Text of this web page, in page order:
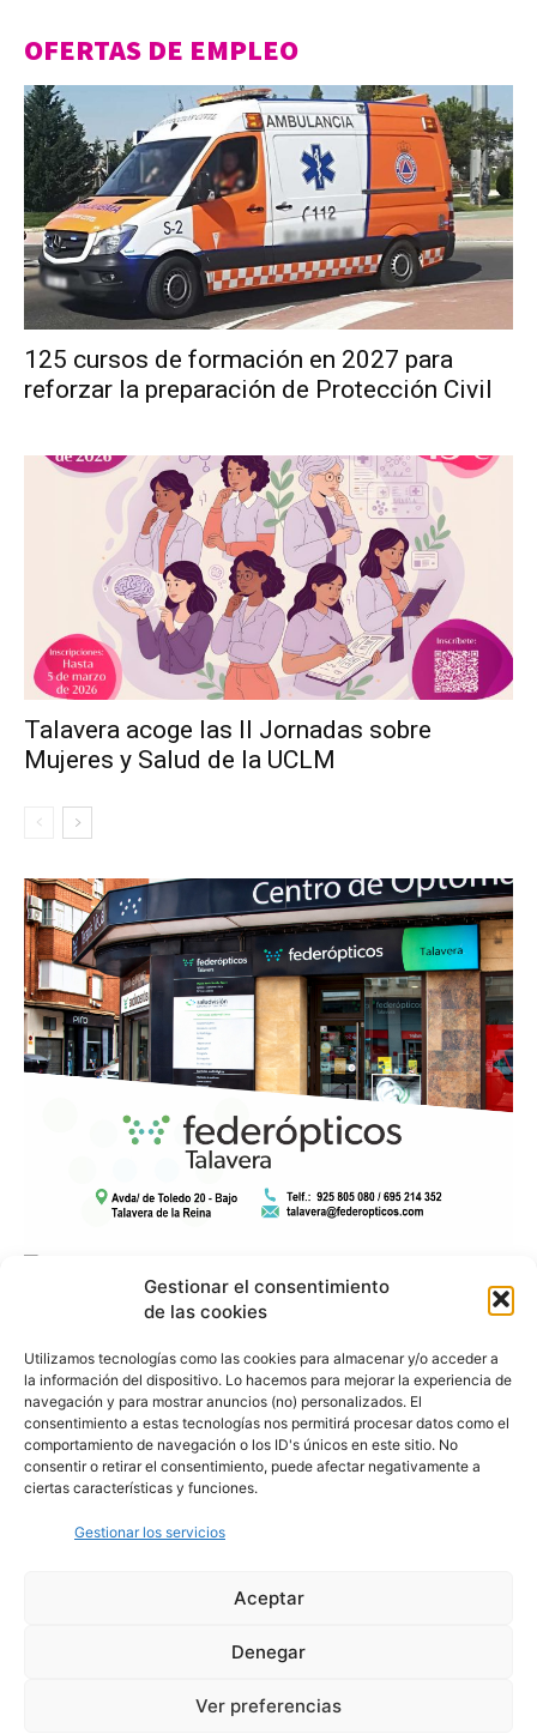
Gestionar el consentimiento
de las cookies
Utilizamos tecnologías como las cookies para almacenar y/o acceder a
la información del dispositivo. Lo hacemos para mejorar la experiencia de
navegación y para mostrar anuncios (no) personalizados. El
consentimiento a estas tecnologías nos permitirá procesar datos como el
comportamiento de navegación o los ID's únicos en este sitio. No
consentir o retirar el consentimiento, puede afectar negativamente a
ciertas características y funciones.
Gestionar los servicios
Aceptar
Denegar
Ver preferencias
OFERTAS DE EMPLEO
125 cursos de formación en 2027 para
reforzar la preparación de Protección Civil
Talavera acoge las II Jornadas sobre
Mujeres y Salud de la UCLM